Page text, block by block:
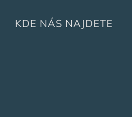
KDE NÁS NAJDETE